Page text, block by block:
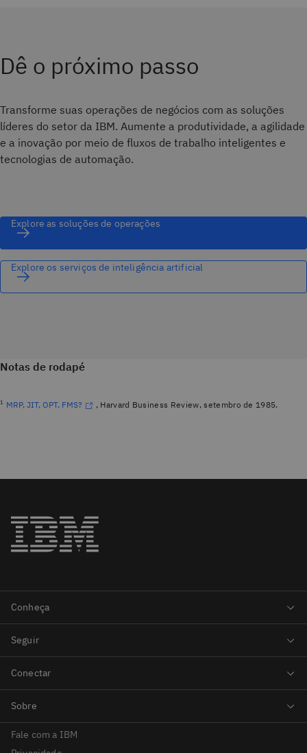
Dê o próximo passo
Transforme suas operações de negócios com as soluções
líderes do setor da IBM. Aumente a produtividade, a agilidade
e a inovação por meio de fluxos de trabalho inteligentes e
tecnologias de automação.
Explore as soluções de operações
Explore os serviços de inteligência artificial
Notas de rodapé
1 MRP, JIT, OPT, FMS? , Harvard Business Review, setembro de 1985.
Fale com a IBM